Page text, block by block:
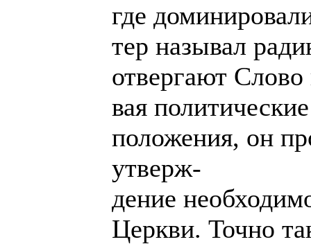
где
тер называл
отвергают
вая
положения, он
утверж-
дение
Церкви. Точно